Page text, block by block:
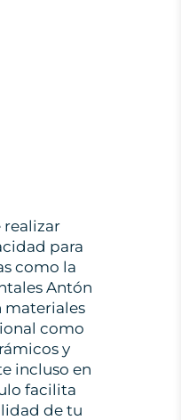
realizar
para
como la
Antón
materiales
como
y
incluso en
facilita
de tu